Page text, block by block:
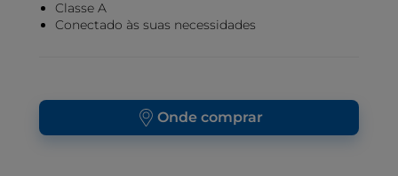
Classe A
Conectado às suas necessidades
Onde comprar